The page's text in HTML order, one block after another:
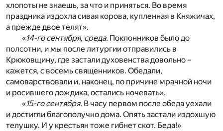
хлопоты не знаешь, за что и приняться. Во время
праздника издохла сивая корова, купленная в Княжичах,
а прежде двое телят».
«14-го сентября, среда. Поклонников было до
полсотни, и мы после литургии отправились в
Крюковщину, где застали духовенства довольно –
кажется, с восемь священников. Обедали,
самоварствовали и, наконец, по причине мрачной ночи
и росившего дождика, остались ночевать».
«15-го сентября. В часу первом после обеда уехали
и достигли благополучно дома. Опять застали издохшую
телушку. И у крестьян тоже гибнет скот. Беда!»